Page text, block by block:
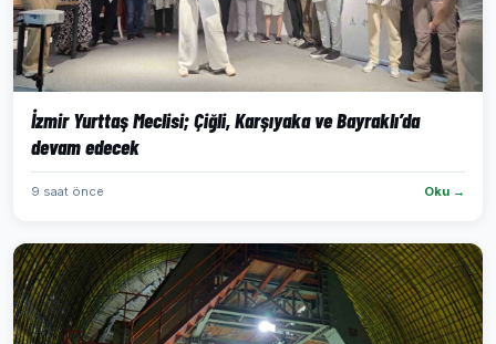
İzmir Yurttaş Meclisi; Çiğli, Karşıyaka ve Bayraklı’da
devam edecek
9 saat önce Oku →